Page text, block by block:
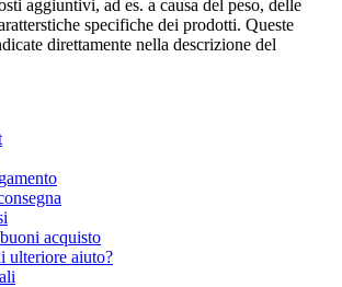
aggiuntivi, ad es. a causa del peso, delle
specifiche dei prodotti. Queste
direttamente nella descrizione del
acquisto
ulteriore aiuto?